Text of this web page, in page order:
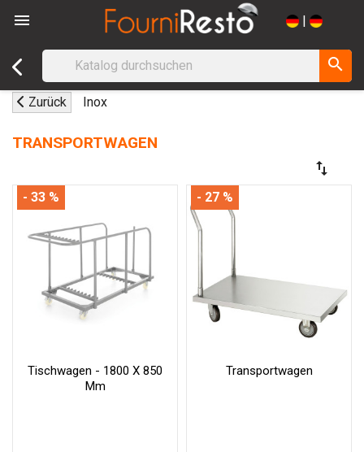
 |
search
Zurück Inox
TRANSPORTWAGEN
swap_vert
Tischwagen - 1800 X 850
Mm
- 33 %
Transportwagen
- 27 %